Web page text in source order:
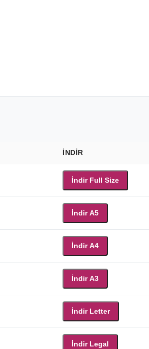
İNDIR
İndir Full Size
İndir A5
İndir A4
İndir A3
İndir Letter
İndir Legal